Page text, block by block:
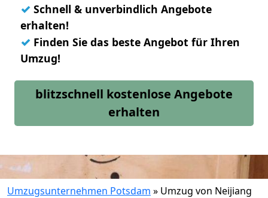
✓ Schnell & unverbindlich Angebote
erhalten!
✓ Finden Sie das beste Angebot für Ihren
Umzug!
blitzschnell kostenlose Angebote
erhalten
Umzugsunternehmen Potsdam » Umzug von Neijiang